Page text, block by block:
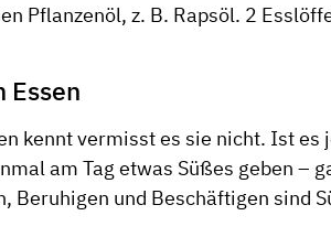
Pﬂanzenöl, z. B. Rapsöl. 2
Essen
kennt vermisst es sie nicht. Ist es
am Tag etwas Süßes geben –
Beruhigen und Beschäftigen sind